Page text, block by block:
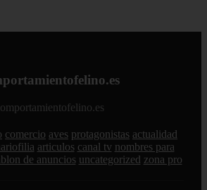
comercio aves protagonistas actualidad
articulos canal tv nombres para
de anuncios uncategorized zona pro